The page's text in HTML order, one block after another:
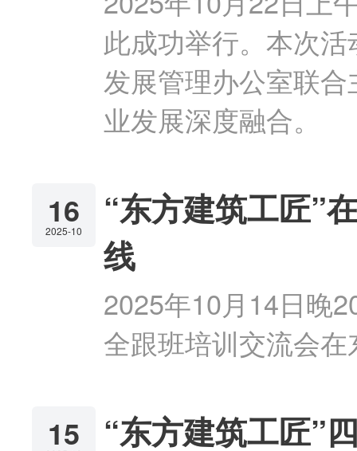
此成功举行。本次
发展管理办公室联
业发展深度融合。
16
2025-10
“东方建筑工匠”
线
2025年10月14日晚
全跟班培训交流会
15 “东方建筑工匠”